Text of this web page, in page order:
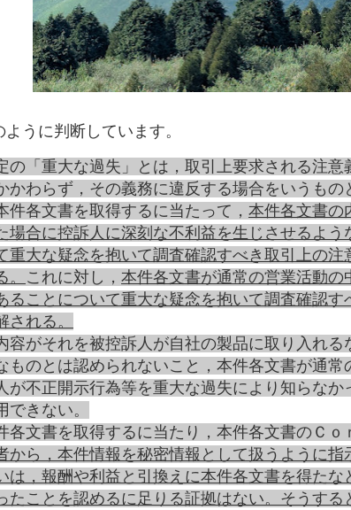
うに判断しています。
の「重大な過失」とは，取引上要求される注
かわらず，その義務に違反する場合をいうもの
各文書を取得するに当たって， 本件各文書の
場合に控訴人に深刻な不利益を生じさせるよ
重大な疑念を抱いて調査確認すべき取引上の
これに対し， 本件各文書が通常の営業活動の
ることについて重大な疑念を抱いて調査確認
れる。
容がそれを被控訴人が自社の製品に取り入れ
ものとは認められないこと，本件各文書が通
が不正開示行為等を重大な過失により知らなか
きない。
各文書を取得するに当たり，本件各文書のＣ
から，本件情報を秘密情報として扱うように
は，報酬や利益と引換えに本件各文書を得たな
たことを認めるに足りる証拠はない。そうする